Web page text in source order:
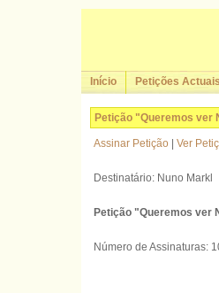
Início Petições Actuais
Petição "Queremos ver
Assinar Petição Ver
Destinatário: Nuno Markl
Petição "Queremos ver
Número de Assinaturas: